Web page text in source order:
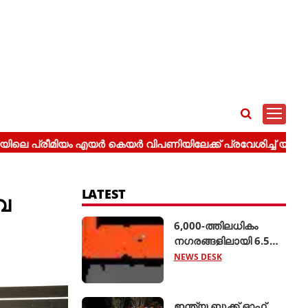
LATEST
6,000-ത്തിലധികം
നഗരങ്ങളിലായി 6.5
ലക്ഷം റൂട്ടുകളെ
NEWS DESK